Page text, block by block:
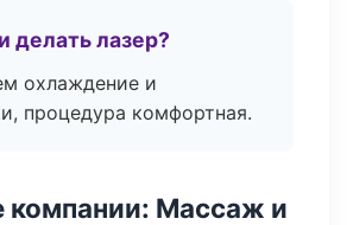
делать лазер?
охлаждение и
процедура комфортная.
Массаж и